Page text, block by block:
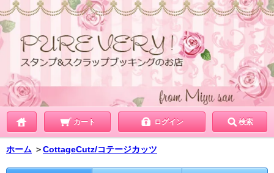
カート ログイン 検索
ホーム ＞CottageCutz/コテージカッツ